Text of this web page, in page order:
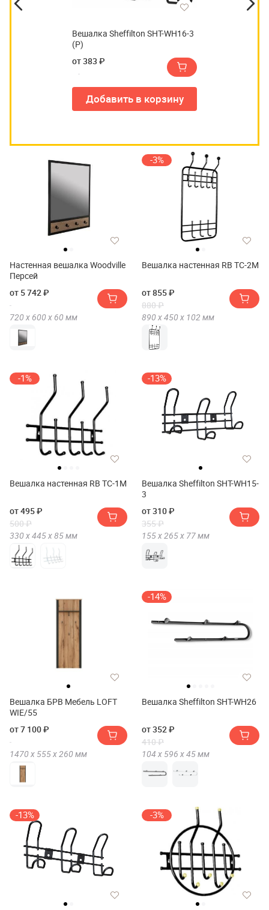
Вешалка Sheffilton SHT-WH16-3
(Р)
от 383 ₽
Добавить в корзину
Настенная вешалка Woodville
Персей
от 5 742 ₽
720 х 600 х 60 мм
-3%
Вешалка настенная RB ТС-2М
от 855 ₽
880 ₽
890 х450 х 102 мм
-1%
Вешалка настенная RB ТС-1М
от 495 ₽
500 ₽
330 х445 х85мм
-13%
Вешалка Sheffilton SHT-WH15-
3
от 310 ₽
355 ₽
155 х 265 х 77мм
Вешалка БРВ Мебель LOFT
WIE/55
от 7 100 ₽
1470 х 555 х 260 мм
-14%
Вешалка Sheffilton SHT-WH26
от 352 ₽
410 ₽
104 х 596 х45мм
-13% -3%